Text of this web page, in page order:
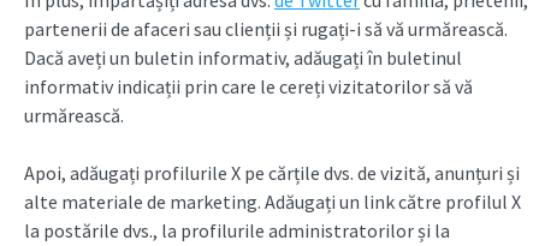
partenerii de afaceri sau clienții și rugați-i să vă urmărească.
Dacă aveți un buletin informativ, adăugați în buletinul
informativ indicații prin care le cereți vizitatorilor să vă
urmărească.
Apoi, adăugați profilurile X pe cărțile dvs. de vizită, anunțuri și
alte materiale de marketing. Adăugați un link către profilul X
la postările dvs., la profilurile administratorilor și la